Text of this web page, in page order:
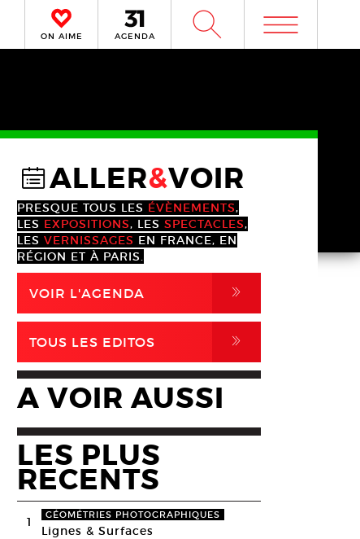
ON AIME AGENDA W m
@ALLER&VOIR
PRESQUE TOUS LES ÉVÈNEMENTS,
LES EXPOSITIONS, LES SPECTACLES,
LES VERNISSAGES EN FRANCE, EN
RÉGION ET À PARIS.
VOIR L'AGENDA ,
TOUS LES EDITOS ,
A VOIR AUSSI
LES PLUS
RECENTS
1 GÉOMÉTRIES PHOTOGRAPHIQUES
Lignes & Surfaces